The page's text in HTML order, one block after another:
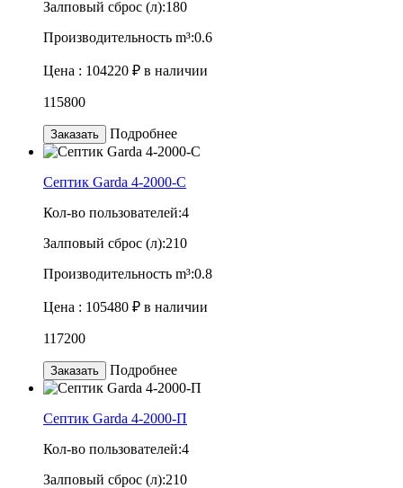
Залповый сброс (л):180
Производительность m³:0.6
Цена : 104220 ₽ в наличии
115800
Заказать Подробнее
Септик Garda 4-2000-C
Кол-во пользователей:4
Залповый сброс (л):210
Производительность m³:0.8
Цена : 105480 ₽ в наличии
117200
Заказать Подробнее
Септик Garda 4-2000-П
Кол-во пользователей:4
Залповый сброс (л):210